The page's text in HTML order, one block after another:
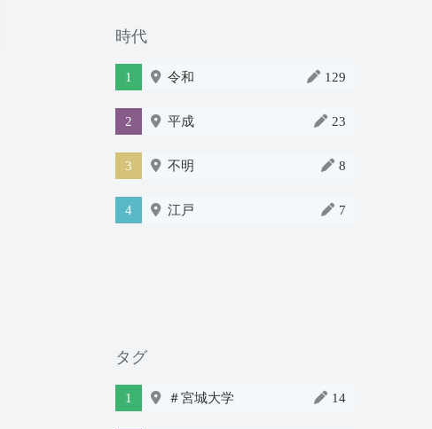
時代
1 令和 129
2 平成 23
3 不明 8
4 江戸 7
タグ
1 ＃宮城大学 14